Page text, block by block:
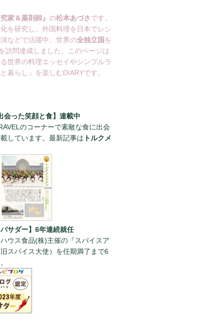
家＆薬剤師』 の松本あづさです。
を研究し、外国料理を日本でレシ
などで活躍中。世界の全独立国 を
を訪問達成しました。このページは
世界の料理エッセイやシンプルラ
暮らし」を楽しむDIARYです。
会った笑顔と食】連載中
のコーナーで素敵な食に出会
しています。最新記事は トルクメ
バサダー】6年連続就任
ウス食品(株)主催の『スパイスア
スパイス大使）を任期満了まで6